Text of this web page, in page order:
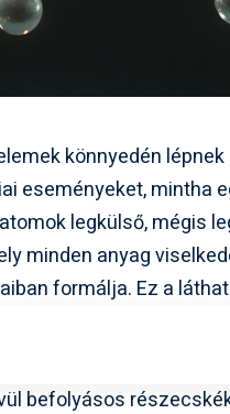
könnyedén
eseményeket, mintha
legkülső, mégis
minden anyag
formálja. Ez a
befolyásos